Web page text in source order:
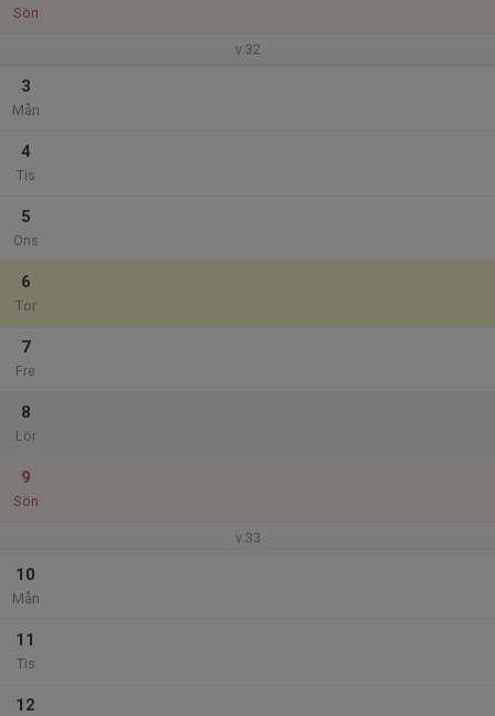
Sön
v.32
3
Mån
4
Tis
5
Ons
6
Tor
7
Fre
8
Lör
9
Sön
v.33
10
Mån
11
Tis
12